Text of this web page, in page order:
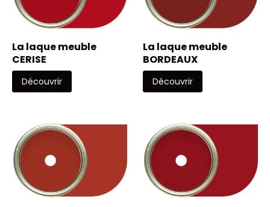
La laque meuble
CERISE
Découvrir
La laque meuble
BORDEAUX
Découvrir